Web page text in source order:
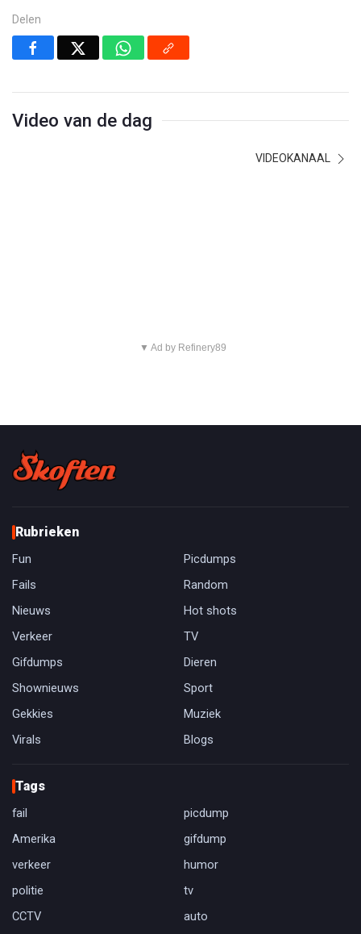
Delen
Video van de dag
VIDEOKANAAL
▼ Ad by Refinery89
Rubrieken
Fun
Picdumps
Fails
Random
Nieuws
Hot shots
Verkeer
TV
Gifdumps
Dieren
Shownieuws
Sport
Gekkies
Muziek
Virals
Blogs
Tags
fail
picdump
Amerika
gifdump
verkeer
humor
politie
tv
CCTV
auto